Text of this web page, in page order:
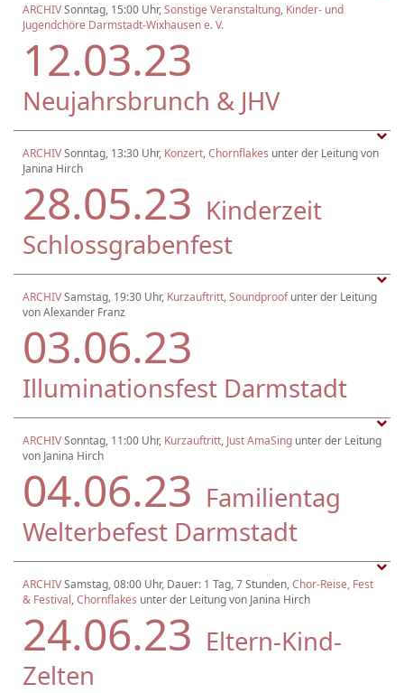
ARCHIVSonntag, 15:00 Uhr,Sonstige Veranstaltung, Kinder- und
Jugendchöre Darmstadt-Wixhausen e. V.
12.03.23
Neujahrsbrunch & JHV
ARCHIVSonntag, 13:30 Uhr, Konzert,Chornflakes unter der Leitung von
Janina Hirch
28.05.23 Kinderzeit
Schlossgrabenfest
ARCHIVSamstag, 19:30 Uhr, Kurzauftritt,Soundproofunter der Leitung
von Alexander Franz
03.06.23
Illuminationsfest Darmstadt
ARCHIVSonntag, 11:00 Uhr, Kurzauftritt, Just AmaSing unter der Leitung
von Janina Hirch
04.06.23 Familientag
Welterbefest Darmstadt
ARCHIVSamstag, 08:00 Uhr, Dauer: 1 Tag, 7 Stunden,Chor-Reise, Fest
& Festival,Chornflakes unter der Leitung von Janina Hirch
24.06.23 Eltern-Kind-
Zelten